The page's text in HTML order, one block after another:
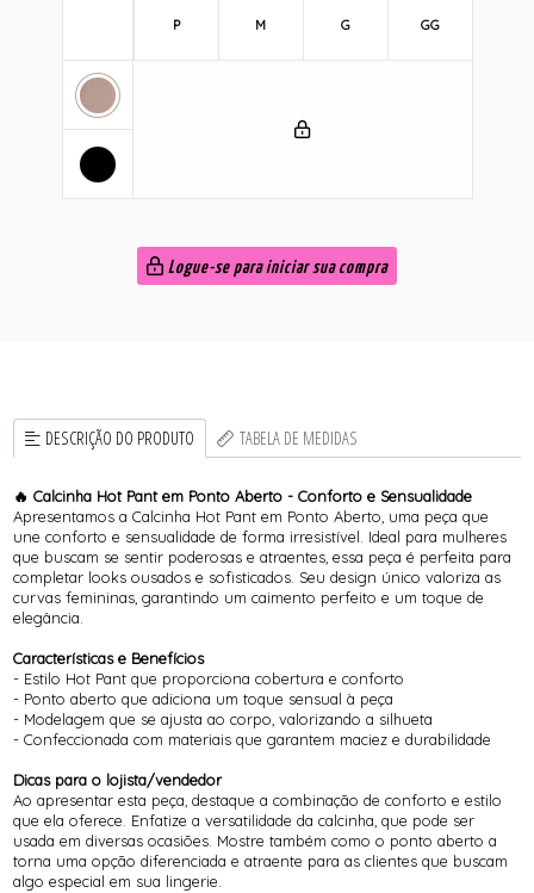
P M G GG
Logue-se para iniciar sua compra
DESCRIÇÃO DO PRODUTO TABELA DE MEDIDAS
🔥 Calcinha Hot Pant em Ponto Aberto - Conforto e Sensualidade
Apresentamos a Calcinha Hot Pant em Ponto Aberto, uma peça que
une conforto e sensualidade de forma irresistível. Ideal para mulheres
que buscam se sentir poderosas e atraentes, essa peça é perfeita para
completar looks ousados e sofisticados. Seu design único valoriza as
curvas femininas, garantindo um caimento perfeito e um toque de
elegância.
Características e Benefícios
- Estilo Hot Pant que proporciona cobertura e conforto
- Ponto aberto que adiciona um toque sensual à peça
- Modelagem que se ajusta ao corpo, valorizando a silhueta
- Confeccionada com materiais que garantem maciez e durabilidade
Dicas para o lojista/vendedor
Ao apresentar esta peça, destaque a combinação de conforto e estilo
que ela oferece. Enfatize a versatilidade da calcinha, que pode ser
usada em diversas ocasiões. Mostre também como o ponto aberto a
torna uma opção diferenciada e atraente para as clientes que buscam
algo especial em sua lingerie.